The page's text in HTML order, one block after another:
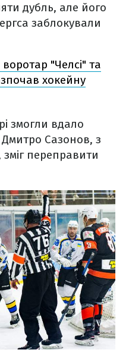
дубль, але його
заблокували
"Челсі" та
хокейну
змогли вдало
Дмитро Сазонов, з
переправити